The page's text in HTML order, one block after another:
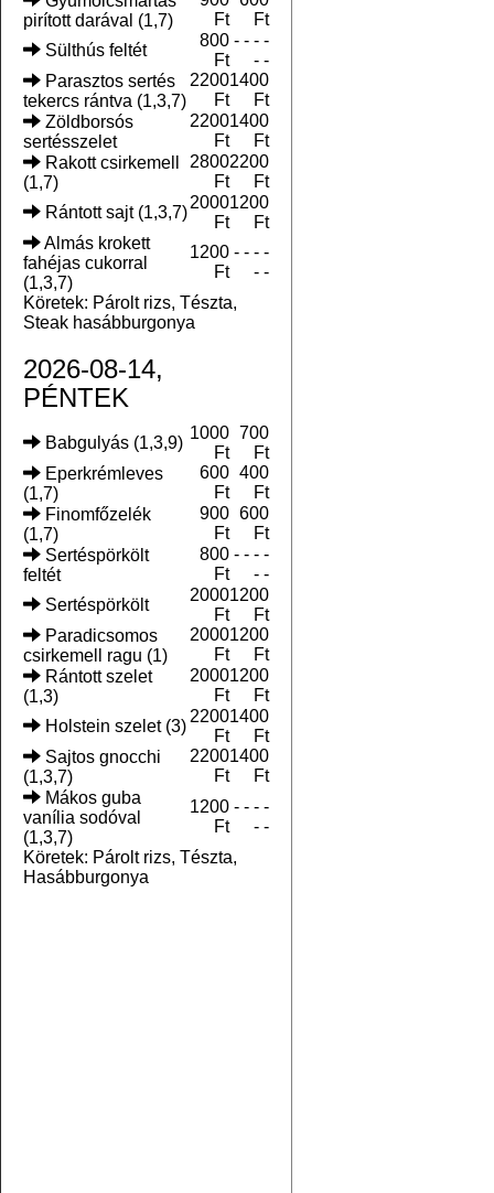
pirított darával (1,7)
Ft
Ft
Sülthús feltét
800
Ft
- - - -
- -
Parasztos sertés
tekercs rántva (1,3,7)
2200
Ft
1400
Ft
Zöldborsós
sertésszelet
2200
Ft
1400
Ft
Rakott csirkemell
(1,7)
2800
Ft
2200
Ft
Rántott sajt (1,3,7)
2000
Ft
1200
Ft
Almás krokett
fahéjas cukorral
(1,3,7)
1200
Ft
- - - -
- -
Köretek: Párolt rizs, Tészta,
Steak hasábburgonya
2026-08-14,
PÉNTEK
Babgulyás (1,3,9)
1000
Ft
700
Ft
Eperkrémleves
(1,7)
600
Ft
400
Ft
Finomfőzelék
(1,7)
900
Ft
600
Ft
Sertéspörkölt
feltét
800
Ft
- - - -
- -
Sertéspörkölt
2000
Ft
1200
Ft
Paradicsomos
csirkemell ragu (1)
2000
Ft
1200
Ft
Rántott szelet
(1,3)
2000
Ft
1200
Ft
Holstein szelet (3)
2200
Ft
1400
Ft
Sajtos gnocchi
(1,3,7)
2200
Ft
1400
Ft
Mákos guba
vanília sodóval
(1,3,7)
1200
Ft
- - - -
- -
Köretek: Párolt rizs, Tészta,
Hasábburgonya